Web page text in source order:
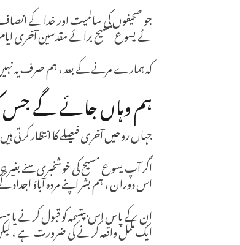
جو صحیفوں کی سالمیت اور خدا کے
ئے یسوع مسیح برائے مقدسین آخری ایام
کہ ہمارے مرنے کے بعد ، ہم صرف یہ
ہم وہاں جائے گے جس
جہاں روحیں آخری فیصلے کا انتظار
اگر آپ یسوع مسیح کی خوشخبری سنے
اس دوران ، ہم بشر اپنے مردہ آباؤ اجداد
ان کے پاس اس بپتسمہ کو قبول کرنے یا
ایک مکمل واقعہ کرنے کی ضرورت ہے ،